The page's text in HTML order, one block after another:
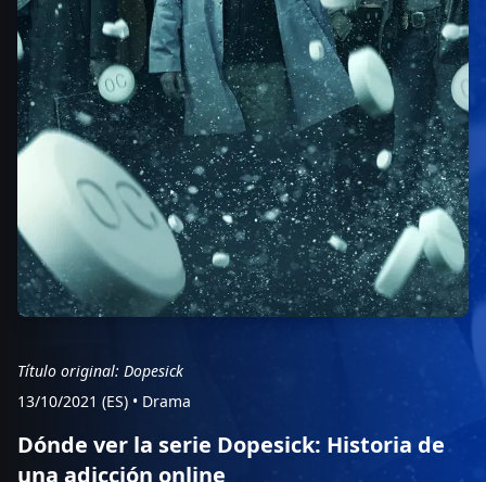
Título original: Dopesick
13/10/2021 (ES) • Drama
Dónde ver la serie Dopesick: Historia de
una adicción online